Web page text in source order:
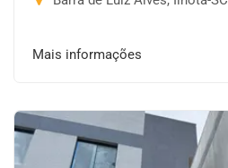
Mais informações